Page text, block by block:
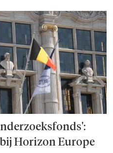
Horizon Europe